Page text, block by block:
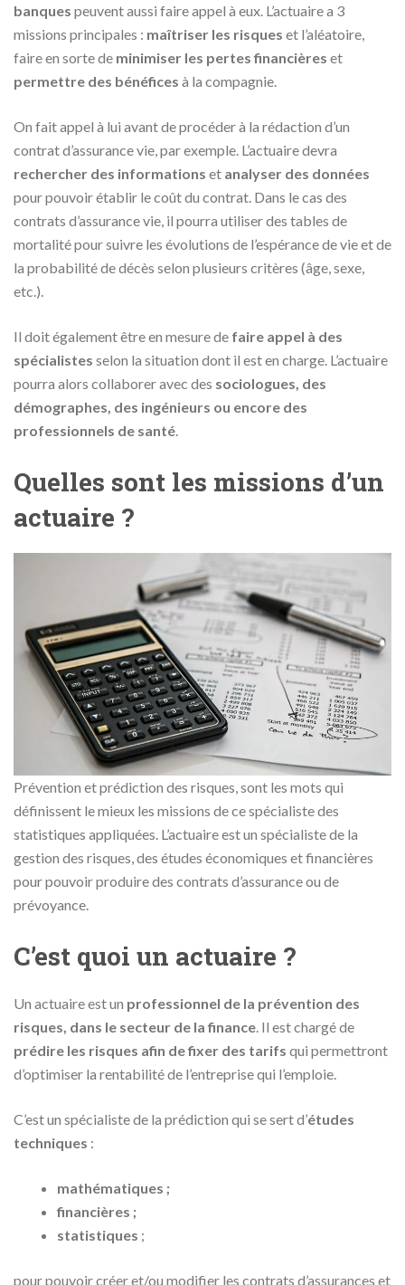
banques peuvent aussi faire appel à eux. L’actuaire a 3
missions principales : maîtriser les risques et l’aléatoire,
faire en sorte de minimiser les pertes financières et
permettre des bénéfices à la compagnie.
On fait appel à lui avant de procéder à la rédaction d’un
contrat d’assurance vie, par exemple. L’actuaire devra
rechercher des informations et analyser des données
pour pouvoir établir le coût du contrat. Dans le cas des
contrats d’assurance vie, il pourra utiliser des tables de
mortalité pour suivre les évolutions de l’espérance de vie et de
la probabilité de décès selon plusieurs critères (âge, sexe,
etc.).
Il doit également être en mesure de faire appel à des
spécialistes selon la situation dont il est en charge. L’actuaire
pourra alors collaborer avec des sociologues, des
démographes, des ingénieurs ou encore des
professionnels de santé.
Quelles sont les missions d’un
actuaire ?
Prévention et prédiction des risques, sont les mots qui
définissent le mieux les missions de ce spécialiste des
statistiques appliquées. L’actuaire est un spécialiste de la
gestion des risques, des études économiques et financières
pour pouvoir produire des contrats d’assurance ou de
prévoyance.
C’est quoi un actuaire ?
Un actuaire est un professionnel de la prévention des
risques, dans le secteur de la finance. Il est chargé de
prédire les risques afin de fixer des tarifs qui permettront
d’optimiser la rentabilité de l’entreprise qui l’emploie.
C’est un spécialiste de la prédiction qui se sert d’études
techniques :
mathématiques ;
financières ;
statistiques ;
pour pouvoir créer et/ou modifier les contrats d’assurances et